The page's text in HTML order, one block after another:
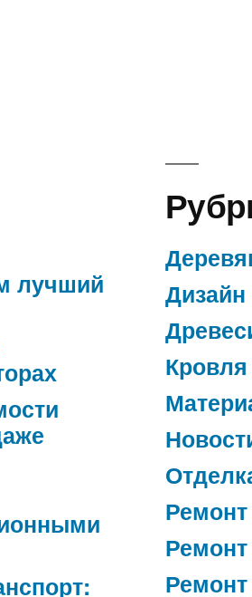
лучший
Дизайн
Кровля
Ремонт
Ремонт